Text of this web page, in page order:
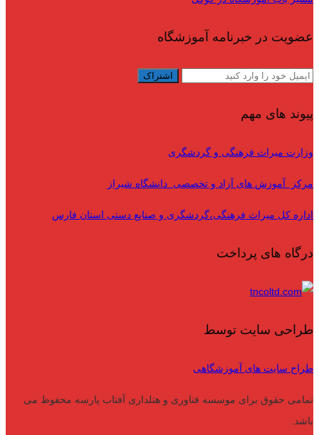
عضویت در خبرنامه آموزشگاه
پیوند های مهم
وزارت میراث فرهنگی و گردشگری
مرکز آموزش های آزاد و تخصصی دانشگاه شیراز
اداره کل میراث فرهنگی،گردشگری و صنایع دستی استان فارس
درگاه های پرداخت
طراحی سایت توسط
طراح سایت های آموزشگاهی
تمامی حقوق برای موسسه فناوری و هتلداری آفتاب پارسه محفوظ می
باشد.